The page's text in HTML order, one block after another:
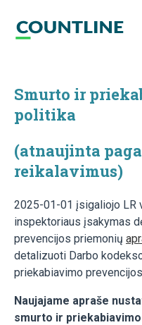
Smurto ir
politika
(atnaujinta
reikalavimus)
2025-01-01 įsigaliojo LR
inspektoriaus įsakymas
prevencijos priemonių
detalizuoti Darbo
priekabiavimo
Naujajame apraše
smurto ir